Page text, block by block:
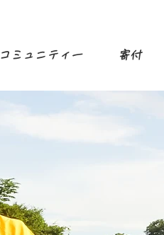
コミュニティー 寄付